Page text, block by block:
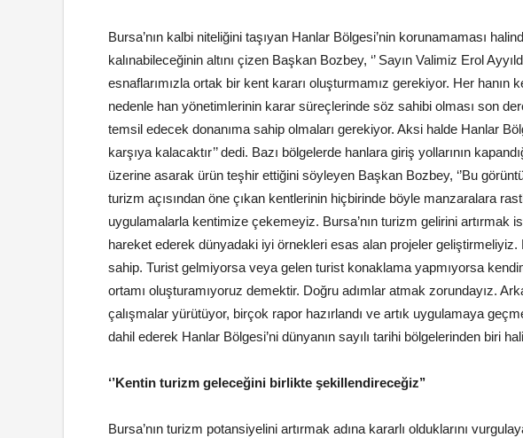
Bursa’nın kalbi niteliğini taşıyan Hanlar Bölgesi’nin korunamaması
kalınabileceğinin altını çizen Başkan Bozbey, ‘’ Sayın Valimiz Erol
esnaflarımızla ortak bir kent kararı oluşturmamız gerekiyor. Her hanın
nedenle han yönetimlerinin karar süreçlerinde söz sahibi olması son
temsil edecek donanıma sahip olmaları gerekiyor. Aksi halde Hanlar
karşıya kalacaktır’’ dedi. Bazı bölgelerde hanlara giriş yollarının
üzerine asarak ürün teşhir ettiğini söyleyen Başkan Bozbey, ‘’Bu
turizm açısından öne çıkan kentlerinin hiçbirinde böyle manzaralara
uygulamalarla kentimize çekemeyiz. Bursa’nın turizm gelirini artırmak
hareket ederek dünyadaki iyi örnekleri esas alan projeler geliştirmeliyiz.
sahip. Turist gelmiyorsa veya gelen turist konaklama yapmıyorsa
ortamı oluşturamıyoruz demektir. Doğru adımlar atmak zorundayız.
çalışmalar yürütüyor, birçok rapor hazırlandı ve artık uygulamaya
dahil ederek Hanlar Bölgesi’ni dünyanın sayılı tarihi bölgelerinden biri
‘’Kentin turizm geleceğini birlikte şekillendireceğiz’’
Bursa’nın turizm potansiyelini artırmak adına kararlı olduklarını